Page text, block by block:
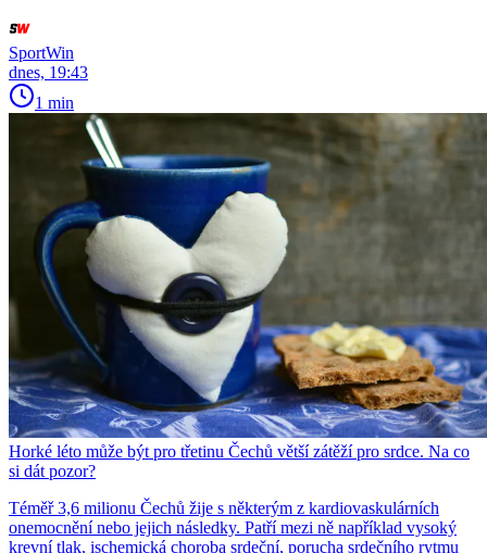
SportWin
dnes, 19:43
1 min
Horké léto může být pro třetinu Čechů větší zátěží pro srdce. Na co
si dát pozor?
Téměř 3,6 milionu Čechů žije s některým z kardiovaskulárních
onemocnění nebo jejich následky. Patří mezi ně například vysoký
krevní tlak, ischemická choroba srdeční, porucha srdečního rytmu